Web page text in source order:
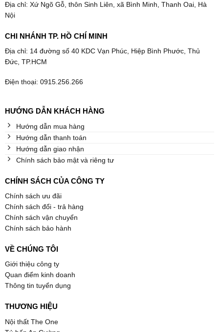
Địa chỉ: Xứ Ngõ Gỗ, thôn Sinh Liên, xã Bình Minh, Thanh Oai, Hà
Nội
CHI NHÁNH TP. HỒ CHÍ MINH
Địa chỉ: 14 đường số 40 KDC Vạn Phúc, Hiệp Bình Phước, Thủ
Đức, TP.HCM
Điện thoại: 0915.256.266
HƯỚNG DẪN KHÁCH HÀNG
Hướng dẫn mua hàng
Hướng dẫn thanh toán
Hướng dẫn giao nhận
Chính sách bảo mật và riêng tư
CHÍNH SÁCH CỦA CÔNG TY
Chính sách ưu đãi
Chính sách đổi - trả hàng
Chính sách vận chuyển
Chính sách bảo hành
VỀ CHÚNG TÔI
Giới thiệu công ty
Quan điểm kinh doanh
Thông tin tuyển dụng
THƯƠNG HIỆU
Nội thất The One